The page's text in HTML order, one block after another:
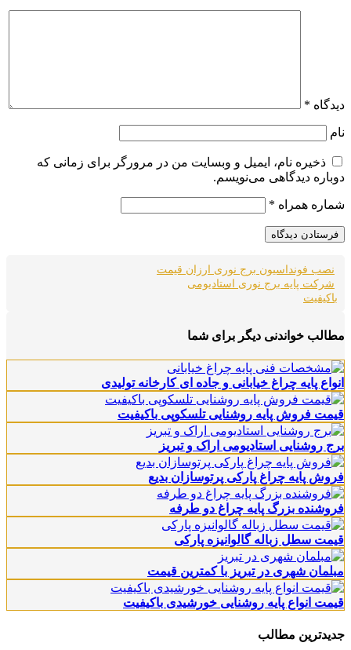
دیدگاه *
نام
ذخیره نام، ایمیل و وبسایت من در مرورگر برای زمانی که
دوباره دیدگاهی می‌نویسم.
شماره همراه *
نصب فونداسیون برج نوری ارزان قیمت
شرکت پایه برج نوری استادیومی
باکیفیت
مطالب خواندنی دیگر برای شما
انواع پایه چراغ خیابانی و جاده ای کارخانه تولیدی
قیمت فروش پایه روشنایی تلسکوپی باکیفیت
برج روشنایی استادیومی اراک و تبریز
فروش پایه چراغ پارکی پرتوسازان بدیع
فروشنده بزرگ پایه چراغ دو طرفه
قیمت سطل زباله گالوانیزه پارکی
مبلمان شهری در تبریز با کمترین قیمت
قیمت انواع پایه روشنایی خورشیدی باکیفیت
جدیدترین مطالب